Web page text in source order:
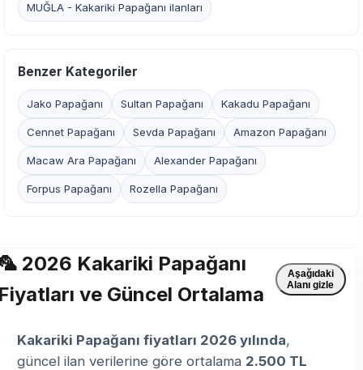
MUĞLA - Kakariki Papağanı ilanları
Benzer Kategoriler
Jako Papağanı Sultan Papağanı Kakadu Papağanı
Cennet Papağanı Sevda Papağanı Amazon Papağanı
Macaw Ara Papağanı Alexander Papağanı
Forpus Papağanı Rozella Papağanı
2026 Kakariki Papağanı
ve Güncel Ortalama
Aşağıdaki
Alanı gizle
Kakariki Papağanı fiyatları 2026 yılında,
güncel ilan verilerine göre ortalama 2.500 TL